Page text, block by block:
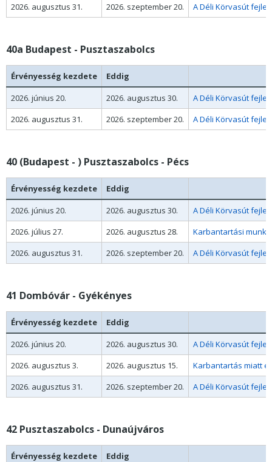
2026. augusztus 31.
2026. szeptember 20.
40a Budapest - Pusztaszabolcs
Érvényesség kezdete
Eddig
2026. június 20.
2026. augusztus 30.
A Déli Körvasút
2026. augusztus 31.
2026. szeptember 20. A Déli Körvasút
40 (Budapest - ) Pusztaszabolcs - Pécs
Érvényesség kezdete
Eddig
2026. június 20.
2026. augusztus 30.
A Déli Körvasút
2026. július 27.
2026. augusztus 28.
Karbantartási
2026. augusztus 31.
2026. szeptember 20. A Déli Körvasút
41 Dombóvár - Gyékényes
Érvényesség kezdete
Eddig
2026. június 20.
2026. augusztus 30.
A Déli Körvasút
2026. augusztus 3.
2026. augusztus 15.
Karbantartás miatt
2026. augusztus 31.
2026. szeptember 20. A Déli Körvasút
42 Pusztaszabolcs - Dunaújváros
Érvényesség kezdete
Eddig